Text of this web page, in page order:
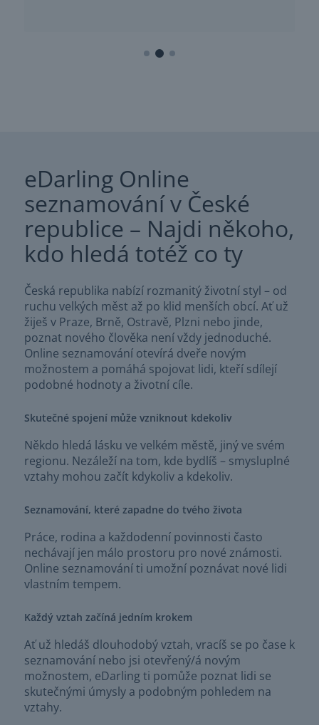
eDarling Online
seznamování v České
republice – Najdi někoho,
kdo hledá totéž co ty
Česká republika nabízí rozmanitý životní styl – od
ruchu velkých měst až po klid menších obcí. Ať už
žiješ v Praze, Brně, Ostravě, Plzni nebo jinde,
poznat nového člověka není vždy jednoduché.
Online seznamování otevírá dveře novým
možnostem a pomáhá spojovat lidi, kteří sdílejí
podobné hodnoty a životní cíle.
Skutečné spojení může vzniknout kdekoliv
Někdo hledá lásku ve velkém městě, jiný ve svém
regionu. Nezáleží na tom, kde bydlíš – smysluplné
vztahy mohou začít kdykoliv a kdekoliv.
Seznamování, které zapadne do tvého života
Práce, rodina a každodenní povinnosti často
nechávají jen málo prostoru pro nové známosti.
Online seznamování ti umožní poznávat nové lidi
vlastním tempem.
Každý vztah začíná jedním krokem
Ať už hledáš dlouhodobý vztah, vracíš se po čase k
seznamování nebo jsi otevřený/á novým
možnostem, eDarling ti pomůže poznat lidi se
skutečnými úmysly a podobným pohledem na
vztahy.